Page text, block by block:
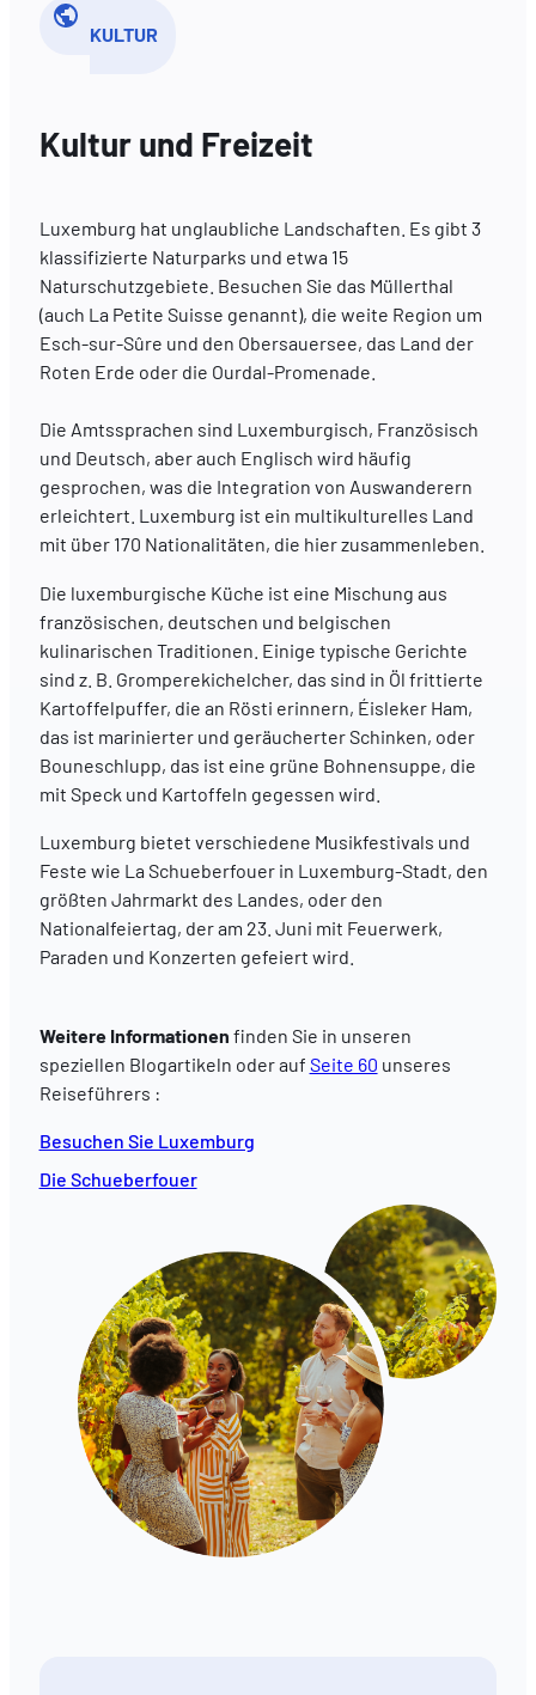
KULTUR
Kultur und Freizeit
Luxemburg hat unglaubliche Landschaften. Es gibt 3
klassifizierte Naturparks und etwa 15
Naturschutzgebiete. Besuchen Sie das Müllerthal
(auch La Petite Suisse genannt), die weite Region um
Esch-sur-Sûre und den Obersauersee, das Land der
Roten Erde oder die Ourdal-Promenade.
Die Amtssprachen sind Luxemburgisch, Französisch
und Deutsch, aber auch Englisch wird häufig
gesprochen, was die Integration von Auswanderern
erleichtert. Luxemburg ist ein multikulturelles Land
mit über 170 Nationalitäten, die hier zusammenleben.
Die luxemburgische Küche ist eine Mischung aus
französischen, deutschen und belgischen
kulinarischen Traditionen. Einige typische Gerichte
sind z. B. Gromperekichelcher, das sind in Öl frittierte
Kartoffelpuffer, die an Rösti erinnern, Éisleker Ham,
das ist marinierter und geräucherter Schinken, oder
Bouneschlupp, das ist eine grüne Bohnensuppe, die
mit Speck und Kartoffeln gegessen wird.
Luxemburg bietet verschiedene Musikfestivals und
Feste wie La Schueberfouer in Luxemburg-Stadt, den
größten Jahrmarkt des Landes, oder den
Nationalfeiertag, der am 23. Juni mit Feuerwerk,
Paraden und Konzerten gefeiert wird.
Weitere Informationen finden Sie in unseren
speziellen Blogartikeln oder auf Seite 60 unseres
Reiseführers :
Besuchen Sie Luxemburg
Die Schueberfouer